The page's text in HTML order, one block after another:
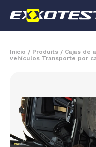
Inicio / Produits / Cajas de
vehículos Transporte por